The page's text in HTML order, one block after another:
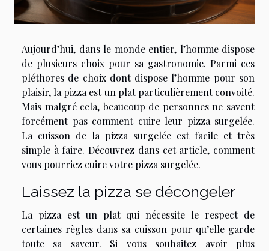
Aujourd’hui, dans le monde entier, l’homme dispose
de plusieurs choix pour sa gastronomie. Parmi ces
pléthores de choix dont dispose l’homme pour son
plaisir, la pizza est un plat particulièrement convoité.
Mais malgré cela, beaucoup de personnes ne savent
forcément pas comment cuire leur pizza surgelée.
La cuisson de la pizza surgelée est facile et très
simple à faire. Découvrez dans cet article, comment
vous pourriez cuire votre pizza surgelée.
Laissez la pizza se décongeler
La pizza est un plat qui nécessite le respect de
certaines règles dans sa cuisson pour qu’elle garde
toute sa saveur. Si vous souhaitez avoir plus